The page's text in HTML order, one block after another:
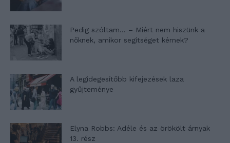
Pedig szóltam… – Miért nem hiszünk a
nőknek, amikor segítséget kérnek?
A legidegesítőbb kifejezések laza
gyűjteménye
Elyna Robbs: Adéle és az örökölt árnyak
13. rész